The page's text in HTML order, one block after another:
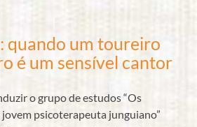
quando um toureiro
é um sensível cantor
o grupo de estudos “Os
psicoterapeuta junguiano”